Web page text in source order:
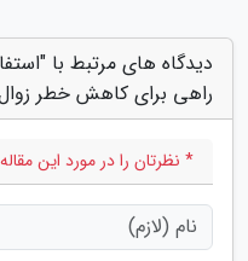
دیدگاه های مرتبط با
راهی برای کاهش خطر
* نظرتان را در مورد این